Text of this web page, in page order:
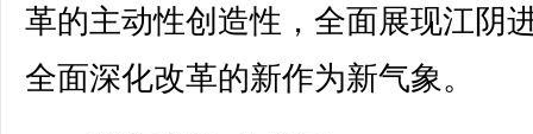
革的主动性创造性，全面展现江阴
全面深化改革的新作为新气象。